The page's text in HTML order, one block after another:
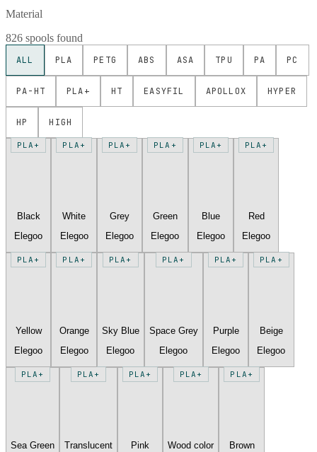
Material
826 spools found
ALL PLA PETG ABS ASA TPU PA PC
PA-HT PLA+ HT EASYFIL APOLLOX HYPER
HP HIGH
PLA+
Black
Elegoo
PLA+
White
Elegoo
PLA+
Grey
Elegoo
PLA+
Green
Elegoo
PLA+
Blue
Elegoo
PLA+
Red
Elegoo
PLA+
Yellow
Elegoo
PLA+
Orange
Elegoo
PLA+
Sky Blue
Elegoo
PLA+
Space Grey
Elegoo
PLA+
Purple
Elegoo
PLA+
Beige
Elegoo
PLA+
Sea Green
PLA+
Translucent
PLA+
Pink
PLA+
Wood color
PLA+
Brown